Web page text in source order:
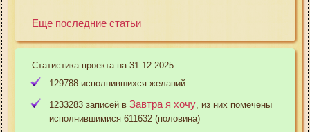
Еще последние статьи
Статистика проекта на 31.12.2025
129788 исполнившихся желаний
1233283 записей в Завтра я хочу , из них помечены
исполнившимися 611632 (половина)